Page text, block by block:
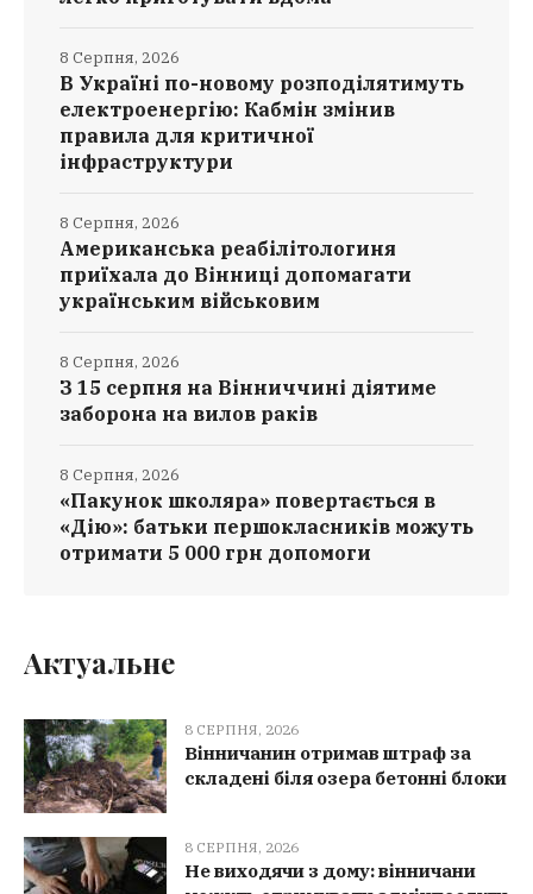
В Україні по-новому розподілятимуть
електроенергію: Кабмін змінив
правила для критичної
інфраструктури
8 Серпня, 2026
Американська реабілітологиня
приїхала до Вінниці допомагати
українським військовим
8 Серпня, 2026
З 15 серпня на Вінниччині діятиме
заборона на вилов раків
8 Серпня, 2026
«Пакунок школяра» повертається в
«Дію»: батьки першокласників можуть
отримати 5 000 грн допомоги
8 Серпня, 2026
Актуальне
8 СЕРПНЯ, 2026
Вінничанин отримав штраф за
складені біля озера бетонні блоки
8 СЕРПНЯ, 2026
Не виходячи з дому: вінничани